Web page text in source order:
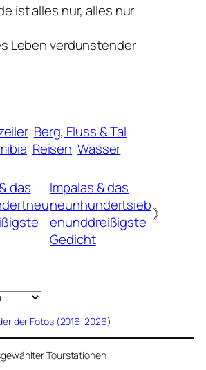
ist alles nur, alles nur
Leben verdunstender
Berg, Fluss & Tal
Reisen Wasser
das
Impalas & das
neunhundertsieb
enunddreißigste
Gedicht
》
der Fotos (2016-2026)
Tourstationen: